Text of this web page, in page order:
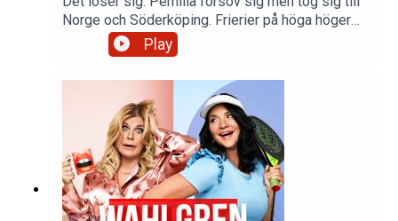
Norge och Söderköping. Frierier på höga höger
och djupa vatten. Ett litet bröllop som blev stort.
Och en baguette blir som blir kidnappad.
Play